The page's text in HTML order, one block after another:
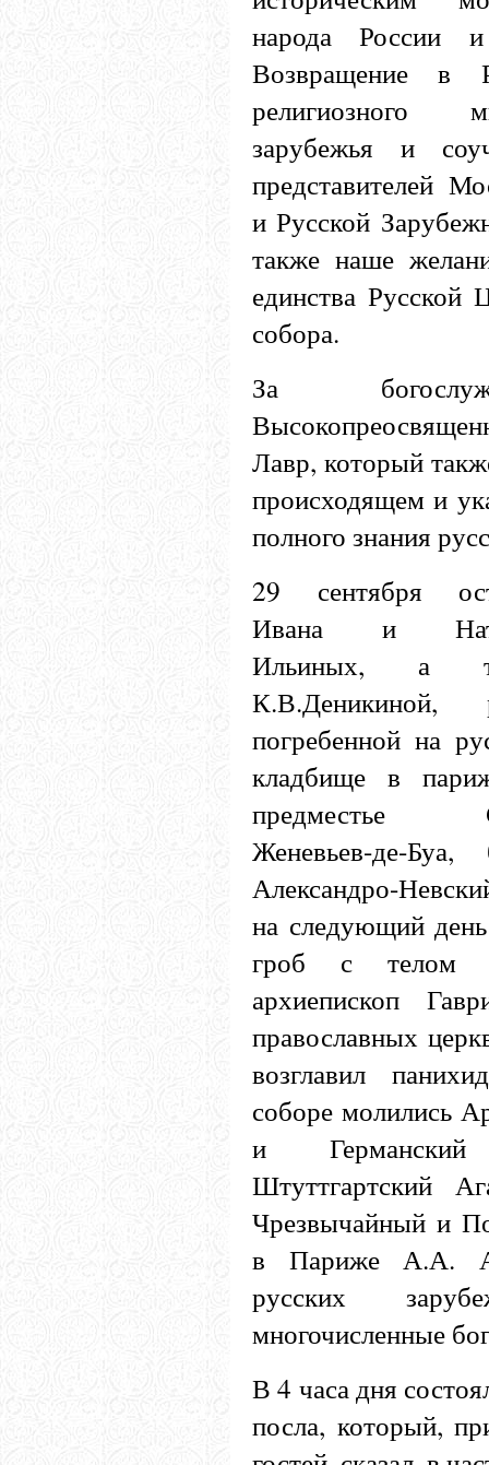
народа России
Возвращение в
религиозного
зарубежья и
представителей
и Русской
также наше
единства Русской
собора.
За
Лавр, который
происходящем и
полного знания
29 сентября
Ивана и
Ильиных, а
К.В.Деникиной,
погребенной на
кладбище в
предместье
Женевьев-де-
Александро-
на следующий
гроб с телом
архиепископ
православных
возглавил
соборе молились
и
Штуттгартский
Чрезвычайный и
в Париже А.А.
русских
многочисленные
В 4 часа дня
посла, который,